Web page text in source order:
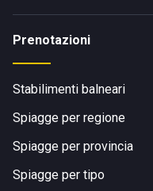
Prenotazioni
Stabilimenti balneari
Spiagge per regione
Spiagge per provincia
Spiagge per tipo